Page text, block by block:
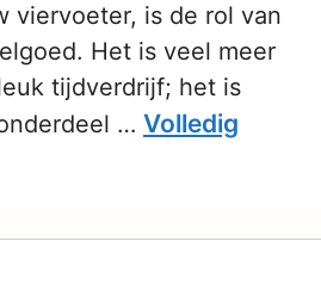
viervoeter, is de rol van
Het is veel meer
tijdverdrijf; het is
… Volledig